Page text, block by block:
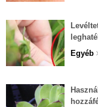
Egyéb